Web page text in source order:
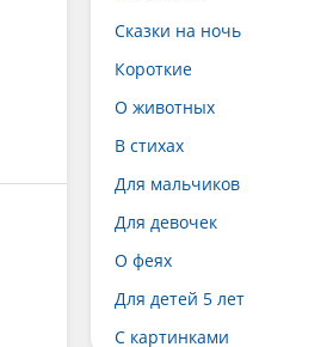
Сказки на ночь
Короткие
О животных
В стихах
Для мальчиков
Для девочек
О феях
Для детей 5 лет
С картинками